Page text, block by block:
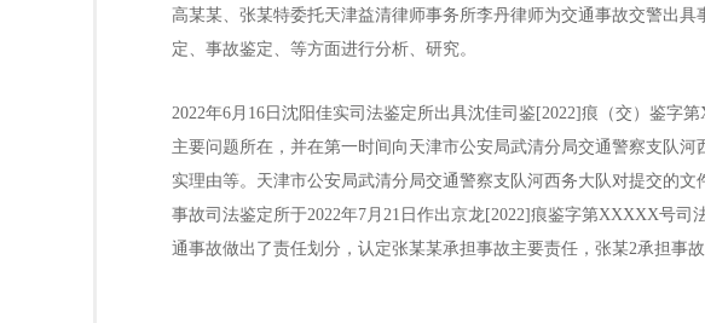
高某某、张某特委托天津益清律师事务所李丹律师为交通事故交警出
定、事故鉴定、等方面进行分析、研究。
2022年6月16日沈阳佳实司法鉴定所出具沈佳司鉴[2022]痕（交）鉴字
主要问题所在，并在第一时间向天津市公安局武清分局交通警察支队
实理由等。天津市公安局武清分局交通警察支队河西务大队对提交的
事故司法鉴定所于2022年7月21日作出京龙[2022]痕鉴字第XXXXX号
通事故做出了责任划分，认定张某某承担事故主要责任，张某2承担